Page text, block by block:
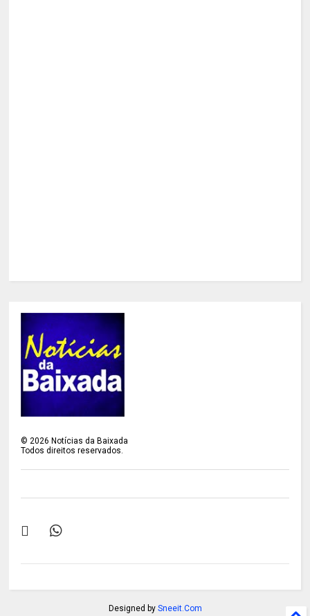
©2026 Notícias da Baixada
Todos direitos reservados.
Designed by Sneeit.Com